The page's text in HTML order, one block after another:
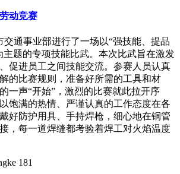
动竞赛
交通事业部进行了一场以“强技能、提品
主题的专项技能比武。本次比武旨在激发
促进员工之间技能交流。参赛人员认真
的比赛规则，准备好所需的工具和材
一声“开始”，激烈的比赛就此拉开序
饱满的热情、严谨认真的工作态度在各
好防护用具、手持焊枪，细心地在铜管
，每一道焊缝都考验着焊工对火焰温度
181